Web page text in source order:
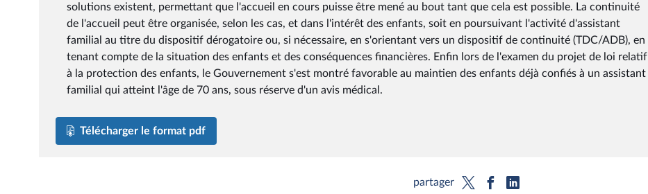
solutions existent, permettant que l'accueil en cours puisse être mené au bout tant que cela est possible. La continuité
de l'accueil peut être organisée, selon les cas, et dans l'intérêt des enfants, soit en poursuivant l'activité d'assistant
familial au titre du dispositif dérogatoire ou, si nécessaire, en s'orientant vers un dispositif de continuité (TDC/ADB), en
tenant compte de la situation des enfants et des conséquences financières. Enfin lors de l'examen du projet de loi relatif
à la protection des enfants, le Gouvernement s'est montré favorable au maintien des enfants déjà confiés à un assistant
familial qui atteint l'âge de 70 ans, sous réserve d'un avis médical.
Télécharger le format pdf
partager